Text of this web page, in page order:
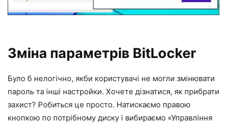
Зміна параметрів BitLocker
Було б нелогічно, якби користувачі не могли змінювати
пароль та інші настройки. Хочете дізнатися, як прибрати
захист? Робиться це просто. Натискаємо правою
кнопкою по потрібному диску і вибираємо «Управління